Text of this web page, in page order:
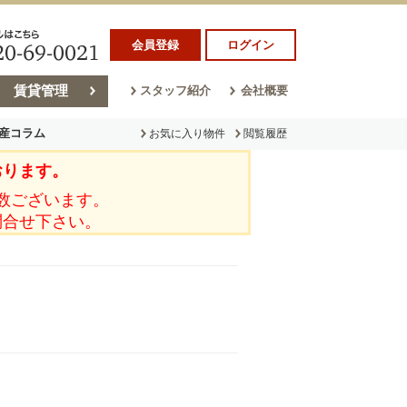
会員登録 ログイン
賃貸管理 スタッフ紹介 会社概要
コラム
ム
お気に入り物件 閲覧履歴
ます。
ざいます。
せ下さい。